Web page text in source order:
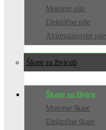
Motorne pile
Električne pile
Akumulatorske pile
Škare za živicu
Škare za živicu
Motorne škare
Električne škare